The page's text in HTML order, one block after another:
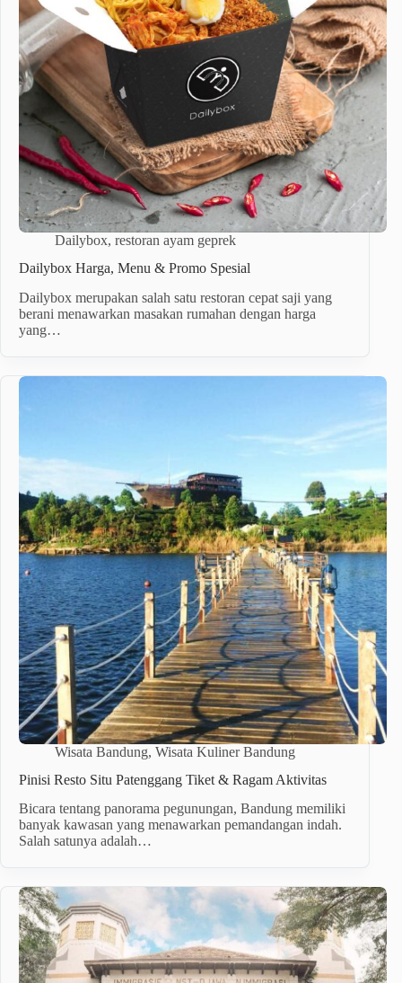
Dailybox, restoran ayam geprek
Dailybox Harga, Menu & Promo Spesial
Dailybox merupakan salah satu restoran cepat saji yang
berani menawarkan masakan rumahan dengan harga
yang…
Wisata Bandung, Wisata Kuliner Bandung
Pinisi Resto Situ Patenggang Tiket & Ragam Aktivitas
Bicara tentang panorama pegunungan, Bandung memiliki
banyak kawasan yang menawarkan pemandangan indah.
Salah satunya adalah…